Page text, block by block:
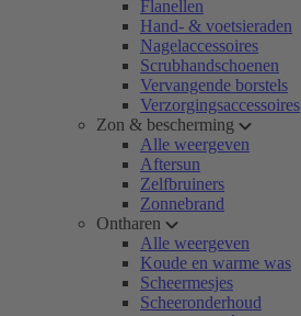
Flanellen
Hand- & voetsieraden
Nagelaccessoires
Scrubhandschoenen
Vervangende borstels
Verzorgingsaccessoires
Zon & bescherming
Alle weergeven
Aftersun
Zelfbruiners
Zonnebrand
Ontharen
Alle weergeven
Koude en warme was
Scheermesjes
Scheeronderhoud